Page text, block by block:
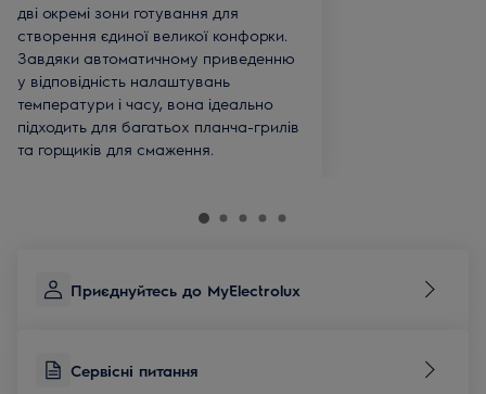
дві окремі зони готування для
створення єдиної великої конфорки.
Завдяки автоматичному приведенню
у відповідність налаштувань
температури і часу, вона ідеально
підходить для багатьох планча-грилів
та горщиків для смаження.
Приєднуйтесь до MyElectrolux
Сервісні питання